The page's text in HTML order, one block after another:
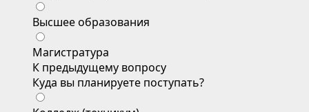
Высшее образования
Магистратура
К предыдущему вопросу
Куда вы планируете поступать?